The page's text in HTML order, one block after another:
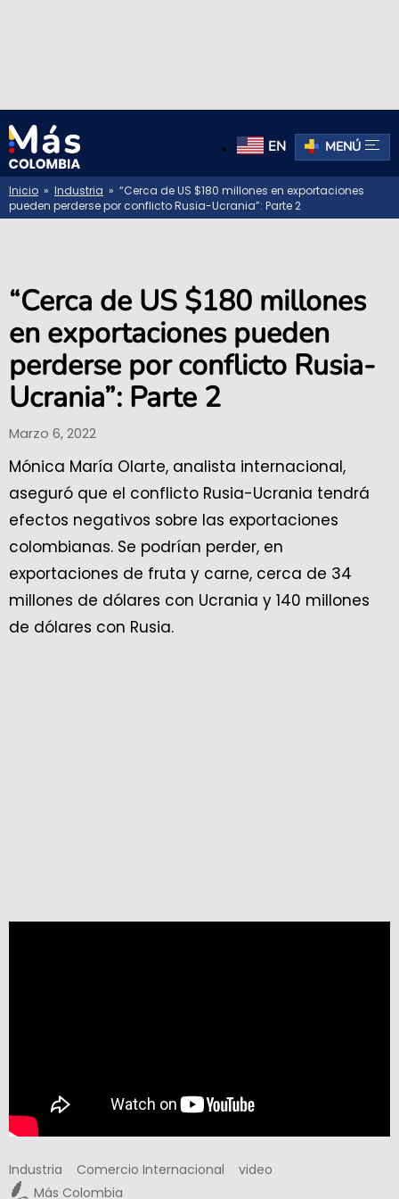
EN MENÚ
Inicio » Industria » “Cerca de US $180 millones en exportaciones
pueden perderse por conflicto Rusia-Ucrania”: Parte 2
“Cerca de US $180 millones
en exportaciones pueden
perderse por conflicto Rusia-
Ucrania”: Parte 2
Marzo 6, 2022
Mónica María Olarte, analista internacional,
aseguró que el conflicto Rusia-Ucrania tendrá
efectos negativos sobre las exportaciones
colombianas. Se podrían perder, en
exportaciones de fruta y carne, cerca de 34
millones de dólares con Ucrania y 140 millones
de dólares con Rusia.
Industria Comercio Internacional
video
Más Colombia